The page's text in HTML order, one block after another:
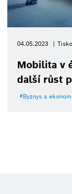
04.05.2023
Mobilita v
další růst
Byznys a